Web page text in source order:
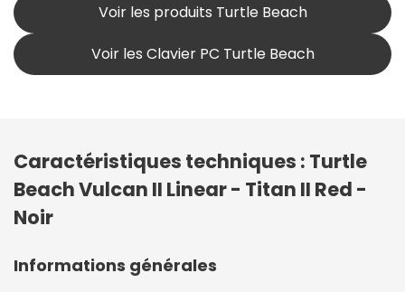
Voir les produits Turtle Beach
Voir les Clavier PC Turtle Beach
Caractéristiques techniques : Turtle
Beach Vulcan II Linear - Titan II Red -
Noir
Informations générales